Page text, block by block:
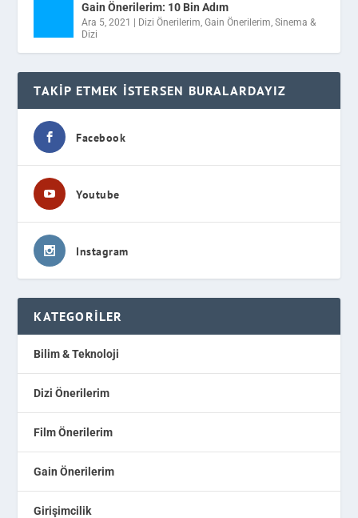
Gain Önerilerim: 10 Bin Adım
Ara 5, 2021 Dizi Önerilerim,Gain Önerilerim,Sinema &
Dizi
TAKIP ETMEK İSTERSEN BURALARDAYIZ
Facebook
Youtube
Instagram
KATEGORILER
Bilim & Teknoloji
Dizi Önerilerim
Film Önerilerim
Gain Önerilerim
Girişimcilik